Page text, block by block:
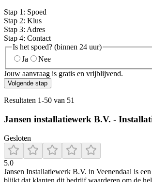
Stap 1 : Spoed
Stap 2: Klus
Stap 3: Adres
Stap 4: Contact
Is het spoed? (binnen 24 uur)
Ja
Nee
Jouw aanvraag is gratis en vrijblijvend.
Volgende stap
Resultaten 1-50 van 51
Jansen installatiewerk B.V. -
Gesloten
5.0
Jansen Installatiewerk B.V. in Veenendaal is
blijkt dat klanten dit bedrijf waarderen om de